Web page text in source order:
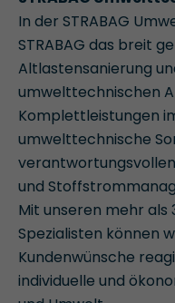
In der STRABAG
STRABAG das breit
Altlastensanierung
umwelttechnischen
Komplettleistungen
umwelttechnische
und
Mit unseren mehr als
Spezialisten können
Kundenwünsche
individuelle und